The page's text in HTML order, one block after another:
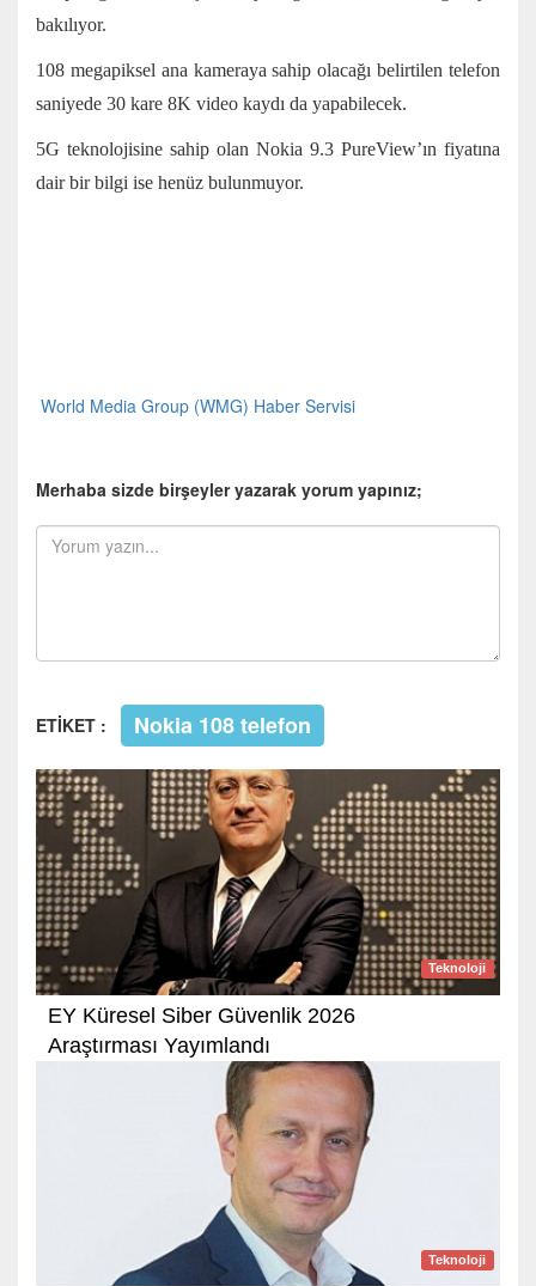
bakılıyor.
108 megapiksel ana kameraya sahip olacağı belirtilen telefon
saniyede 30 kare 8K video kaydı da yapabilecek.
5G teknolojisine sahip olan Nokia 9.3 PureView’ın fiyatına
dair bir bilgi ise henüz bulunmuyor.
World Media Group (WMG) Haber Servisi
Merhaba sizde birşeyler yazarak yorum yapınız;
ETİKET : Nokia 108 telefon
Teknoloji
EY Küresel Siber Güvenlik 2026
Araştırması Yayımlandı
Teknoloji